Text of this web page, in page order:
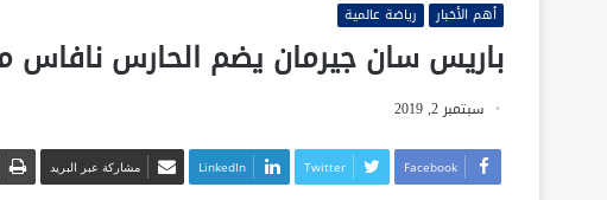
أهم الأخبار رياضة عالمية
باريس سان جيرمان يضم الحارس نافاس
سبتمبر 2, 2019
Facebook
Twitter
LinkedIn مشاركة عبر البريد